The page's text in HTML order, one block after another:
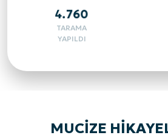
2.892
TARAMA
YAPILDI
MUCIZE